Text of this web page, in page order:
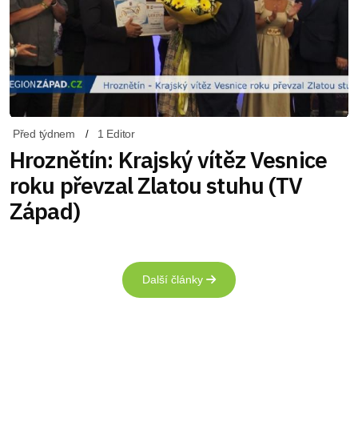
Před týdnem 1 Editor
Hroznětín: Krajský vítěz Vesnice
roku převzal Zlatou stuhu (TV
Západ)
Další články